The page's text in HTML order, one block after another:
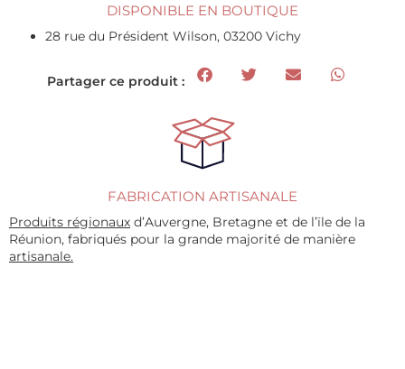
DISPONIBLE EN BOUTIQUE
28 rue du Président Wilson, 03200 Vichy
Partager ce produit :
FABRICATION ARTISANALE
Produits régionaux d’Auvergne, Bretagne et de l’ïle de la
Réunion, fabriqués pour la grande majorité de manière
artisanale.